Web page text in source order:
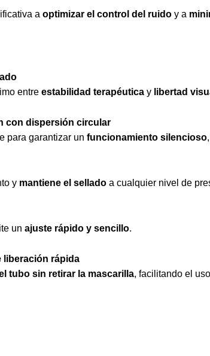
a optimizar el control del ruidoy a
entre estabilidad terapéuticay libertad
con dispersión circular
para garantizar un funcionamiento silencioso
y mantiene el selladoa cualquier nivel de
un ajuste rápido y sencillo.
liberación rápida
tubo sin retirar la mascarilla, facilitando el